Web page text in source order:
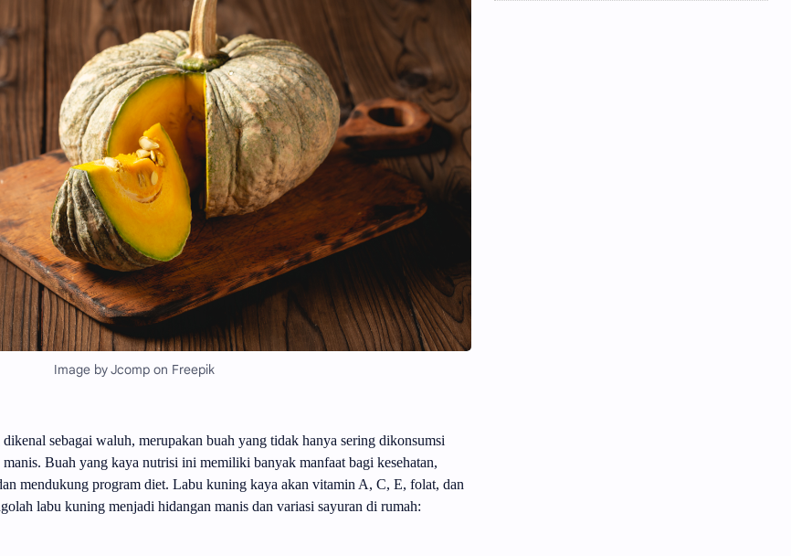
Image by Jcomp on Freepik
sebagai waluh, merupakan buah yang tidak hanya sering dikonsumsi
Buah yang kaya nutrisi ini memiliki banyak manfaat bagi kesehatan,
mendukung program diet. Labu kuning kaya akan vitamin A, C, E, folat, dan
labu kuning menjadi hidangan manis dan variasi sayuran di rumah: